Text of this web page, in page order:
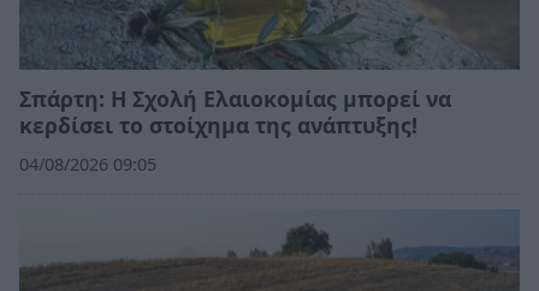
Σπάρτη: Η Σχολή Ελαιοκομίας μπορεί να
κερδίσει το στοίχημα της ανάπτυξης!
04/08/2026 09:05